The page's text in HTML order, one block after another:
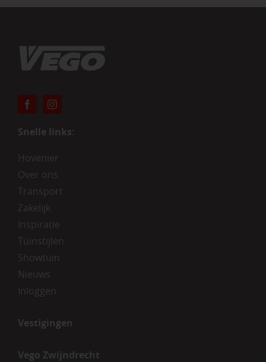
Snelle links:
Hovenier
Over ons
Transport
Zakelijk
Inspiratie
Tuinstijlen
Showtuin
Nieuws
Inloggen
Vestigingen
Vego Zwijndrecht